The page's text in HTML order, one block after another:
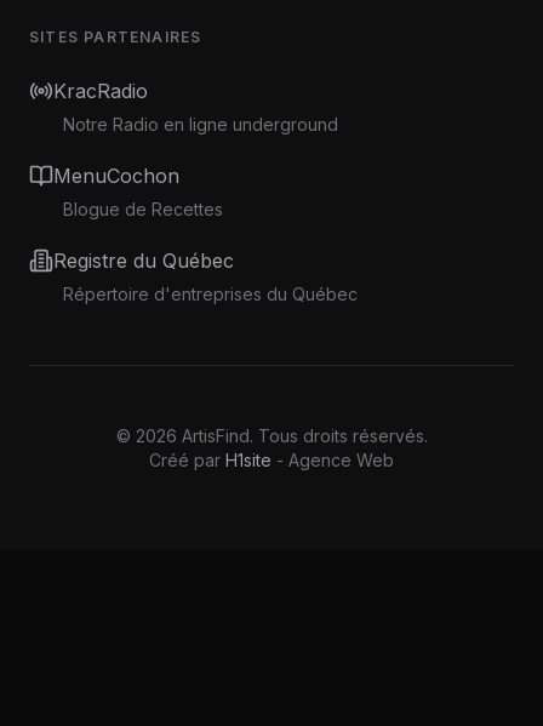
SITES PARTENAIRES
KracRadio
Notre Radio en ligne underground
MenuCochon
Blogue de Recettes
Registre du Québec
Répertoire d'entreprises du Québec
© 2026 ArtisFind. Tous droits réservés.
Créé par H1site - Agence Web